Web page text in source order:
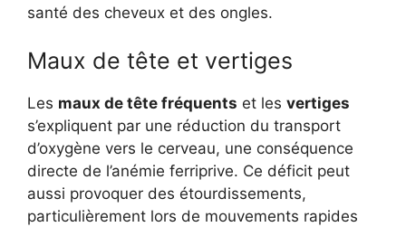
santé des cheveux et des ongles.
Maux de tête et vertiges
Les maux de tête fréquents et les vertiges
s’expliquent par une réduction du transport
d’oxygène vers le cerveau, une conséquence
directe de l’anémie ferriprive. Ce déficit peut
aussi provoquer des étourdissements,
particulièrement lors de mouvements rapides